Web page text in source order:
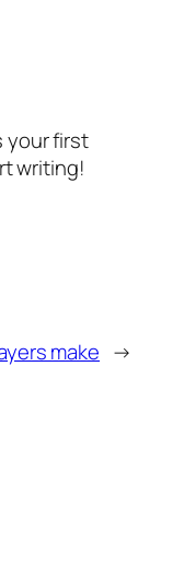
your first
writing!
make →